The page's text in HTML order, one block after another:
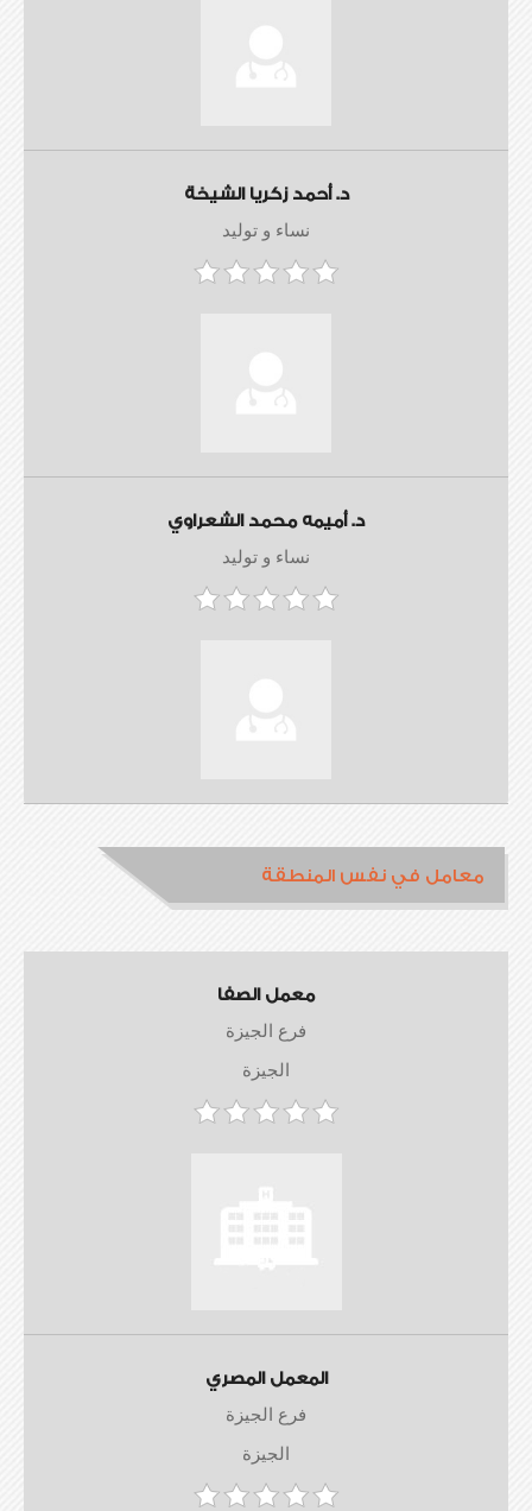
د. أحمد زكريا الشيخة
نساء و توليد
د. أميمه محمد الشعراوي
نساء و توليد
معامل في نفس المنطقة
معمل الصفا
فرع الجيزة
الجيزة
المعمل المصري
فرع الجيزة
الجيزة